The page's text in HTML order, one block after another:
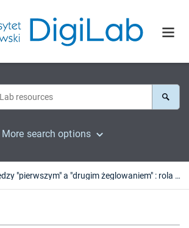
More search options
Między "pierwszym" a "drugim żeglowaniem" : rola przedplatońskiej fizyki w platońskich dowodach na nieśmiertelność duszy